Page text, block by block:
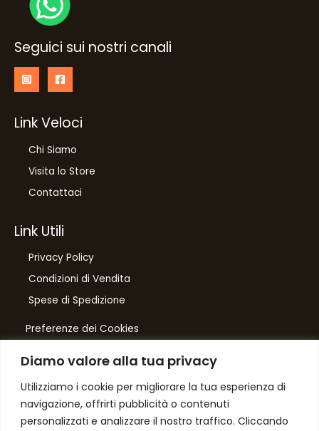
Diamo valore alla tua privacy
Utilizziamo i cookie per migliorare la tua esperienza di
navigazione, offrirti pubblicità o contenuti
personalizzati e analizzare il nostro traffico. Cliccando
Seguici sui nostri canali
Link Veloci
Chi Siamo
Visita lo Store
Contattaci
Link Utili
Privacy Policy
Condizioni di Vendita
Spese di Spedizione
Preferenze dei Cookies
Number One
di Domenico Toccacieli
Via G. Mazzini 5/C
61033 FERMIGNANO PU